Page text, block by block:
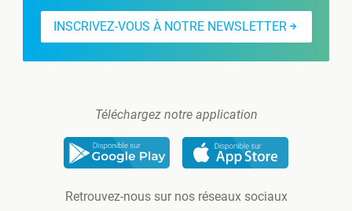
INSCRIVEZ-VOUS À NOTRE NEWSLETTER
Téléchargez notre application
Retrouvez-nous sur nos réseaux sociaux